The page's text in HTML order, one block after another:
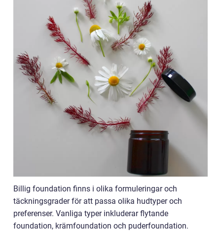
Billig foundation finns i olika formuleringar och
täckningsgrader för att passa olika hudtyper och
preferenser. Vanliga typer inkluderar flytande
foundation, krämfoundation och puderfoundation.